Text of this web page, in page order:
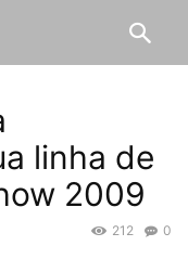
linha de
2009
0
212